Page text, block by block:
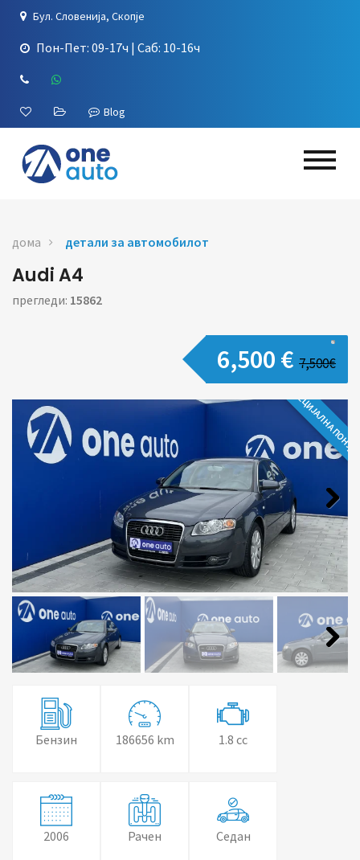
Бул. Словенија, Скопје
Пон-Пет: 09-17ч | Саб: 10-16ч
Blog
дома детали за автомобилот
Audi A4
прегледи: 15862
6,500 € 7,500€
СПЕЦИЈАЛНА
Next
Next
Бензин 186656 km 1.8 cc
2006 Рачен Седан